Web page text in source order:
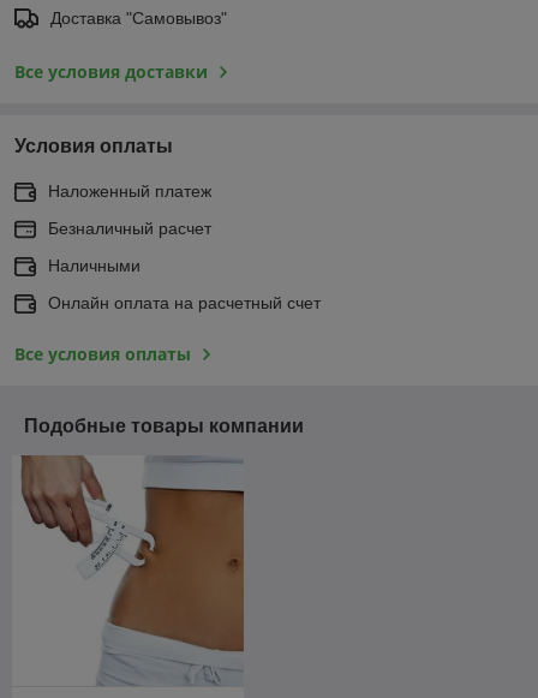
Доставка "Самовывоз"
Все условия доставки
Условия оплаты
Наложенный платеж
Безналичный расчет
Наличными
Онлайн оплата на расчетный счет
Все условия оплаты
Подобные товары компании